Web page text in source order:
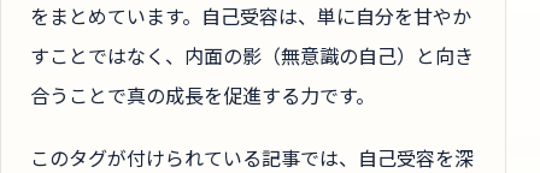
をまとめています。自己受容は、単に自分を甘やか
すことではなく、内面の影（無意識の自己）と向き
合うことで真の成長を促進する力です。
このタグが付けられている記事では、自己受容を深